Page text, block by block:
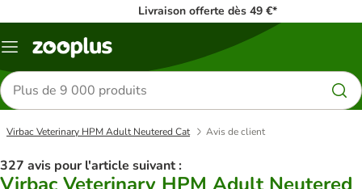
Livraison offerte dès 49 €*
Menu
Rechercher
des
produits
Virbac Veterinary HPM Adult Neutered Cat Avis de client
327 avis pour l'article suivant :